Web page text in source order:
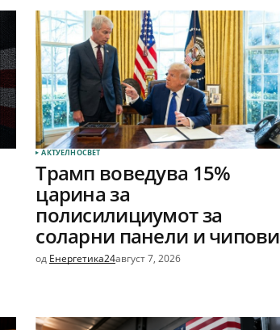
АКТУЕЛНОСВЕТ
Трамп воведува 15%
царина за
полисилициумот за
соларни панели и чипови
од Енергетика24август 7, 2026